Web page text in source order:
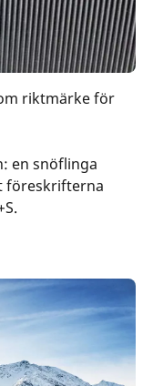
riktmärke för
en snöflinga
föreskrifterna